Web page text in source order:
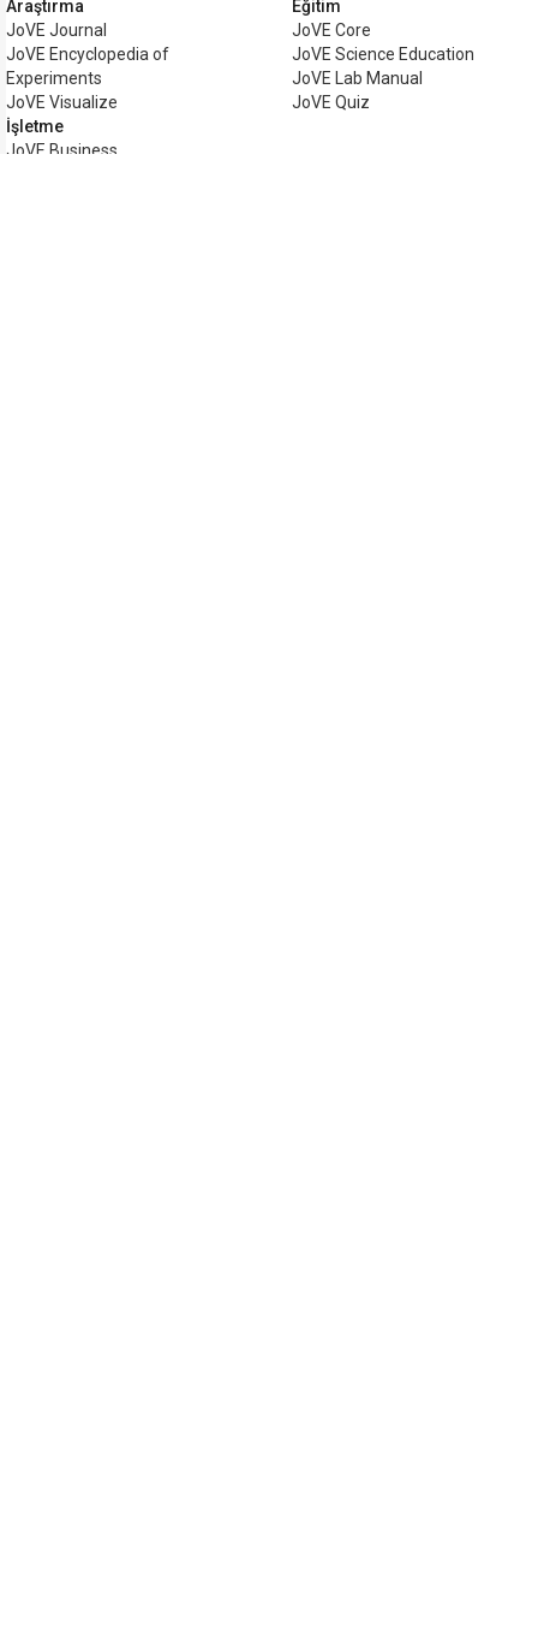
Araştırma
JoVE Journal
JoVE Encyclopedia of
Experiments
JoVE Visualize
İşletme
JoVE Business
Eğitim
JoVE Core
JoVE Science Education
JoVE Lab Manual
JoVE Quiz